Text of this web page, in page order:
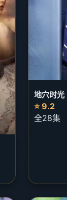
地穴时光
⭐ 9.2
全28集